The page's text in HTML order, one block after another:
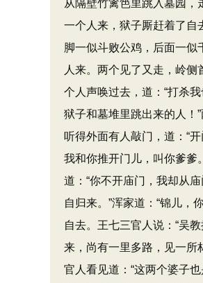
从隔壁竹篱笆里跳入墓园，
一个人来，狱子厮赶着了自
脚一似斗败公鸡，后面一
人来。两个见了又走，岭
个人声唤过去，道：​“打杀
狱子和墓堆里跳出来的人！
听得外面有人敲门，道：​“
我和你推开门儿，叫你爹爹
道：​“你不开庙门，我却从
自归来。​”浑家道：​“锦儿，
自去。王七三官人说：​“吴
来，尚有一里多路，见一所
官人看见道：​“这两个婆子